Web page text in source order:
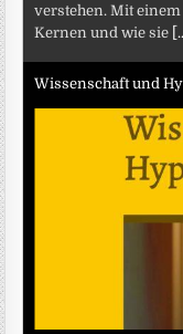
verstehen. Mit
Kernen und wie sie
Wissenschaft und